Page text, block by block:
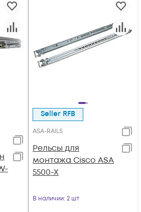
Seller RFB
ASA-RAILS
Рельсы для
монтажа Cisco ASA
5500-X
В наличии: 2 шт